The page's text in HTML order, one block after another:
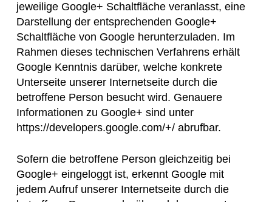
jeweilige Google+ Schaltfläche veranlasst, eine
Darstellung der entsprechenden Google+
Schaltfläche von Google herunterzuladen. Im
Rahmen dieses technischen Verfahrens erhält
Google Kenntnis darüber, welche konkrete
Unterseite unserer Internetseite durch die
betroffene Person besucht wird. Genauere
Informationen zu Google+ sind unter
https://developers.google.com/+/ abrufbar.
Sofern die betroffene Person gleichzeitig bei
Google+ eingeloggt ist, erkennt Google mit
jedem Aufruf unserer Internetseite durch die